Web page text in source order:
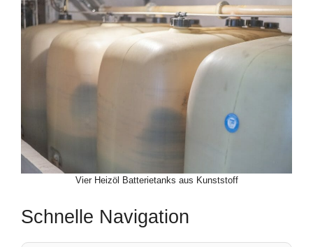
Vier Heizöl Batterietanks aus Kunststoff
Schnelle Navigation